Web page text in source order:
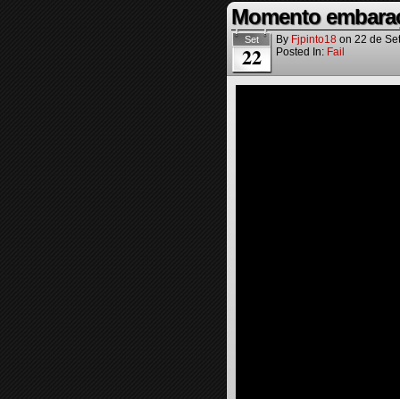
Momento
Set
22
By Fjpinto18 on 22 de
Posted In: Fail